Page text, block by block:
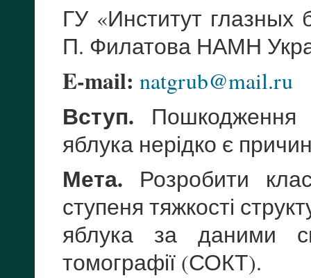
ГУ «Институт
П. Филатова НАМН
E-mail: natgrub@mail.ru
Вступ. Пошкодження
яблука нерідко є
Мета. Розробити
ступеня тяжкості
яблука за даними
томографії (СОКТ).